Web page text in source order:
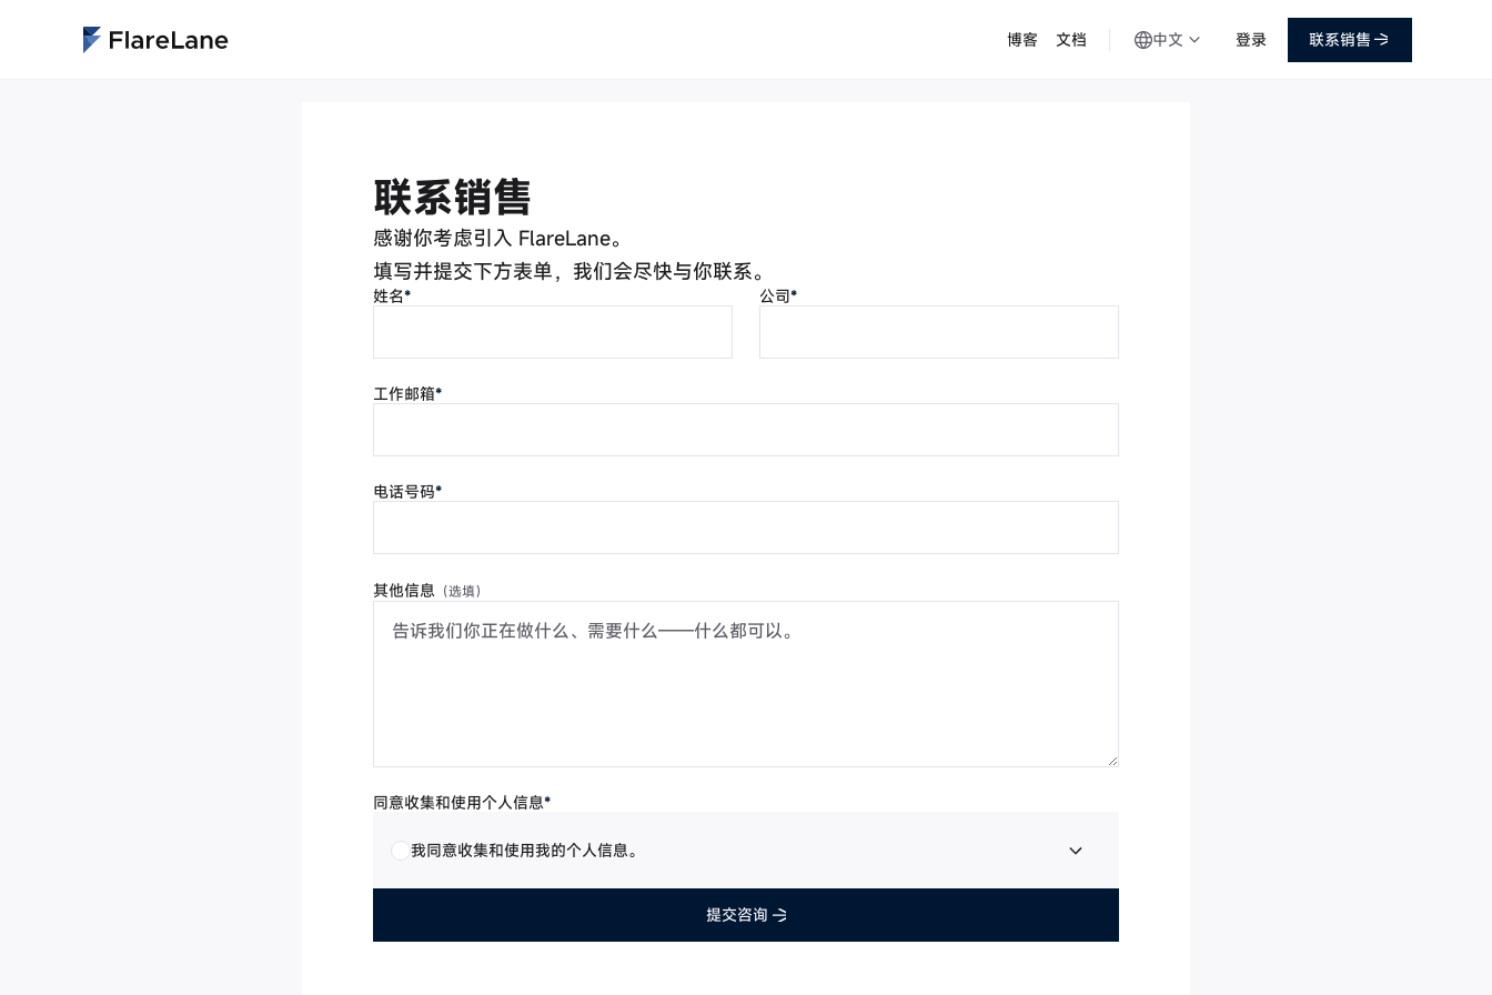
博客 文档 中文 登录 联系销售
联系销售
感谢你考虑引入 FlareLane。
填写并提交下方表单，我们会尽快与你联系。
姓名*
工作邮箱*
公司*
电话号码*
其他信息 （选填）
同意收集和使用个人信息
同意收集和使用个人信息*
我同意收集和使用我的个人信息。
提交咨询